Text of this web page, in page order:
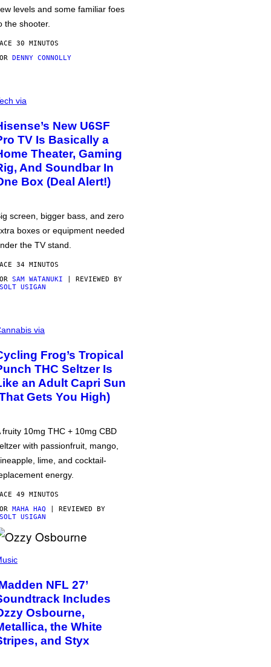
levels and some familiar foes
the shooter.
30 MINUTOS
DENNY CONNOLLY
via
New U6SF
TV Is Basically a
Theater, Gaming
And Soundbar In
Box (Deal Alert!)
screen, bigger bass, and zero
boxes or equipment needed
the TV stand.
34 MINUTOS
SAM WATANUKI | REVIEWED BY
USIGAN
via
Frog’s Tropical
THC Seltzer Is
an Adult Capri Sun
Gets You High)
fruity 10mg THC + 10mg CBD
with passionfruit, mango,
lime, and cocktail-
energy.
49 MINUTOS
MAHA HAQ | REVIEWED BY
USIGAN
NFL 27’
Includes
Osbourne,
the White
and Styx